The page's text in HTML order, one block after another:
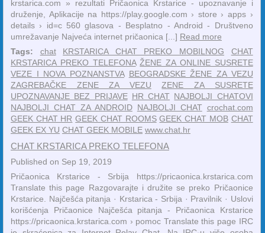
krstarica.com » rezultati Pričaonica Krstarice - upoznavanje i
druženje, Aplikacije na https://play.google.com › store › apps ›
details › id=c ‎560 glasova - ‎Besplatno - ‎Android - ‎Društveno
umrežavanje Najveća internet pričaonica [...] Read more
Tags:
chat KRSTARICA CHAT PREKO MOBILNOG
CHAT
KRSTARICA PREKO TELEFONA ŽENE ZA ONLINE SUSRETE
VEZE I NOVA POZNANSTVA BEOGRADSKE ŽENE ZA VEZU
ZAGREBAČKE ZENE ZA VEZU
ZENE ZA SUSRETE
UPOZNAVANJE BEZ PRIJAVE HR CHAT NAJBOLJI CHATOVI
NAJBOLJI CHAT ZA ANDROID NAJBOLJI CHAT crochat.com
GEEK CHAT HR GEEK CHAT ROOMS GEEK CHAT MOB CHAT
GEEK EX YU CHAT GEEK MOBILE www.chat.hr
CHAT KRSTARICA PREKO TELEFONA
Published on Sep 19, 2019
Pričaonica Krstarice - Srbija https://pricaonica.krstarica.com
Translate this page Razgovarajte i družite se preko Pričaonice
Krstarice. ‎Najčešća pitanja · ‎Krstarica - Srbija · ‎Pravilnik · ‎Uslovi
korišćenja Pričaonice Najčešća pitanja - Pričaonica Krstarice
https://pricaonica.krstarica.com › pomoc Translate this page IRC